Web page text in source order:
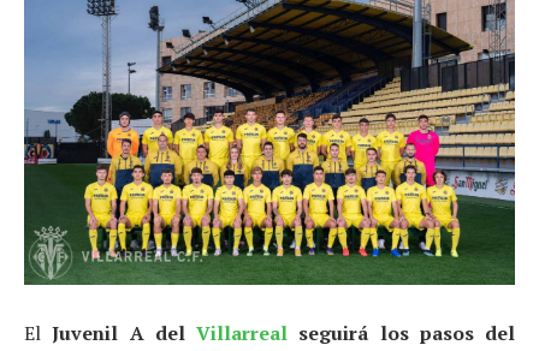
ElJuvenil A del Villarreal seguirá los pasos del